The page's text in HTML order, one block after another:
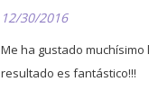
12/30/2016
Me ha gustado muchísimo
resultado es fantástico!!!